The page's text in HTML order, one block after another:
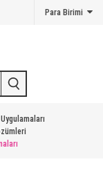
Para Birimi